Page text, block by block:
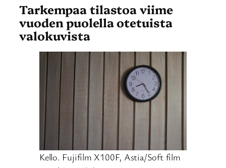
Tarkempaa tilastoa viime
vuoden puolella otetuista
valokuvista
Kello. Fujifilm X100F, Astia/Soft film